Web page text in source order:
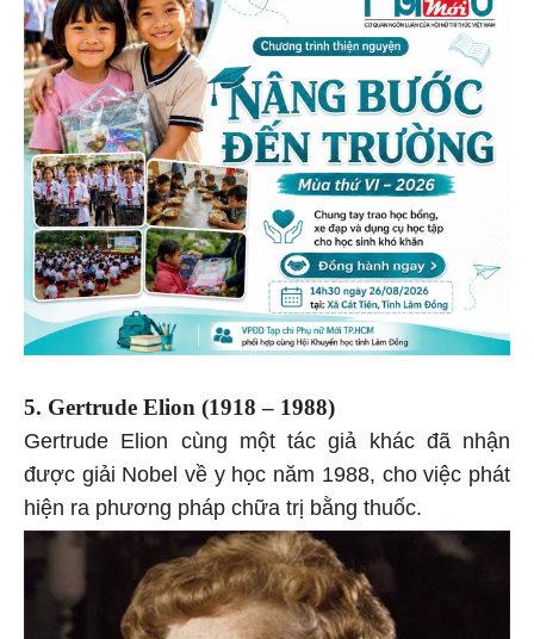
5. Gertrude Elion (1918 – 1988)
Gertrude Elion cùng một tác giả khác đã nhận
được giải Nobel về y học năm 1988, cho việc phát
hiện ra phương pháp chữa trị bằng thuốc.